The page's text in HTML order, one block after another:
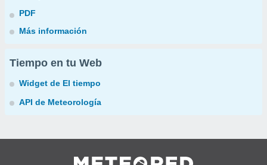
PDF
Más información
Tiempo en tu Web
Widget de El tiempo
API de Meteorología